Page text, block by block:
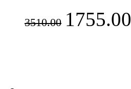
3510.00 1755.00